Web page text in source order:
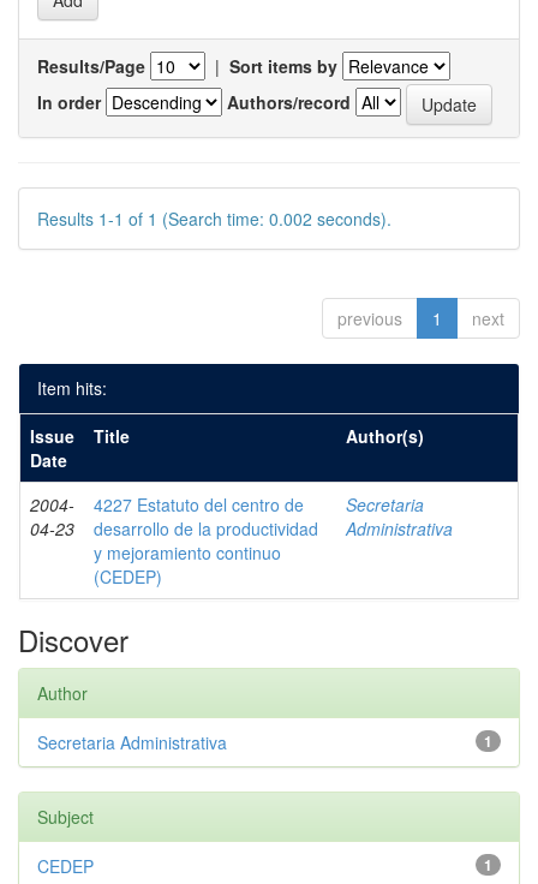
Results/Page | Sort items by
In order
Authors/record
Results 1-1 of 1 (Search time: 0.002 seconds).
previous 1 next
Item hits:
Issue
Date
Title Author(s)
2004-
04-23
4227 Estatuto del centro de
desarrollo de la productividad
y mejoramiento continuo
(CEDEP)
Secretaria
Administrativa
Discover
Author
1
Secretaria Administrativa
Subject
1
CEDEP